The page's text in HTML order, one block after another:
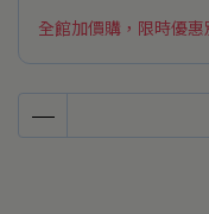
全館加價購，限時優惠